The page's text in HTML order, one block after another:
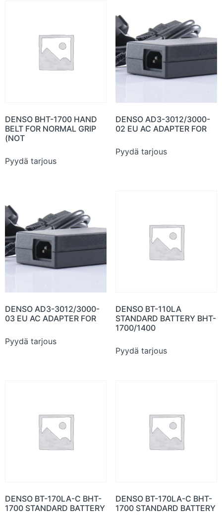
DENSO BHT-1700 HAND
BELT FOR NORMAL GRIP
(NOT
Pyydä tarjous
DENSO AD3-3012/3000-
02 EU AC ADAPTER FOR
Pyydä tarjous
DENSO AD3-3012/3000-
03 EU AC ADAPTER FOR
Pyydä tarjous
DENSO BT-110LA
STANDARD BATTERY BHT-
1700/1400
Pyydä tarjous
DENSO BT-170LA-C BHT-
1700 STANDARD BATTERY
DENSO BT-170LA-C BHT-
1700 STANDARD BATTERY